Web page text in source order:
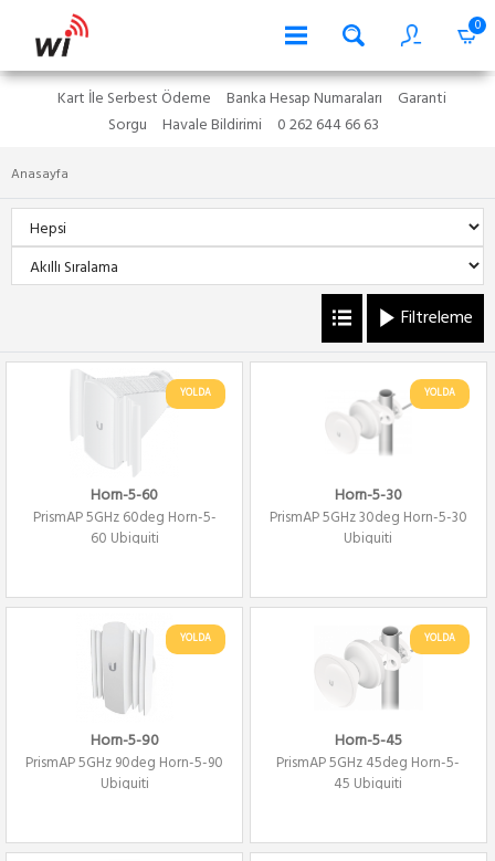
0
Kart İle Serbest Ödeme Banka Hesap Numaraları
Garanti
Sorgu
Havale Bildirimi 0 262 644 66 63
Anasayfa
Filtreleme
YOLDA
Horn-5-60
PrismAP 5GHz 60deg Horn-5-
60 Ubiquiti
YOLDA
Horn-5-30
PrismAP 5GHz 30deg Horn-5-30
Ubiquiti
YOLDA
Horn-5-90
PrismAP 5GHz 90deg Horn-5-90
Ubiquiti
YOLDA
Horn-5-45
PrismAP 5GHz 45deg Horn-5-
45 Ubiquiti